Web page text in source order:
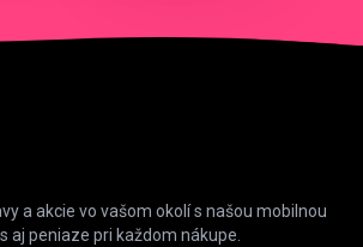
a akcie vo vašom okolí s našou mobilnou
aj peniaze pri každom nákupe.